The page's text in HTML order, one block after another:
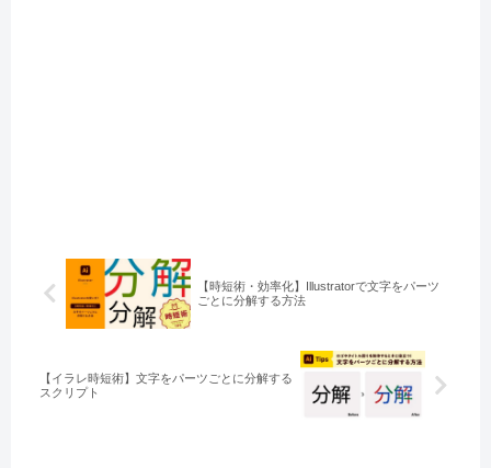
【時短術・効率化】Illustratorで文字をパーツ
ごとに分解する方法
【イラレ時短術】文字をパーツごとに分解する
スクリプト